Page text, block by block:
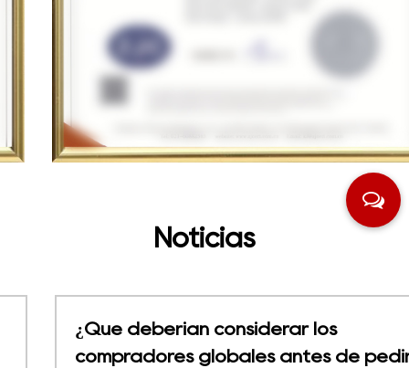
Noticias
¿Qué deberían considerar los
compradores globales antes de pedir